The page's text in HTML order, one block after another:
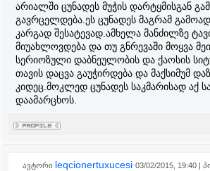
არიალში ცუნადეს მუჭის დარტყმისგან
გავრცელდება.ეს ცუნადეს მაგრამ
კარგად შესატევად.ამხელა მანძილზე
მიუახლოვდება და თუ გნრევაში მოყვა მეი
სერიოზული დაბნეულობის და ქაოსის
თავის დაცვა გაუჭირდება და მაქსიმუმ
კიდეც.მოკლედ ცუნადეს საკმარისად აქ
დაამარცხოს.
ავტორი leqcionertuxucesi 03/02/2015, 19:40 |